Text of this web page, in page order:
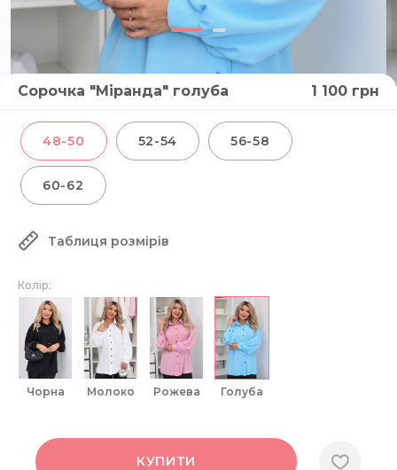
Сорочка "Міранда" голуба 1 100 грн
48-50 52-54 56-58
60-62
Таблиця розмірів
Колір:
чорна молоко рожева голуба
КУПИТИ